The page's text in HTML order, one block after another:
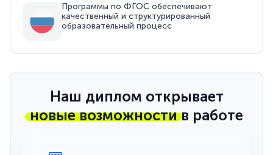
Программы по ФГОС обеспечивают
качественный и структурированный
образовательный процесс
Наш диплом открывает
новые возможностив работе